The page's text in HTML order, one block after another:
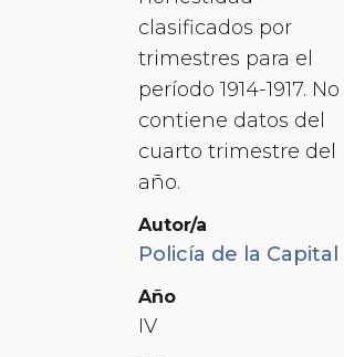
clasificados por
trimestres para el
período 1914-1917. No
contiene datos del
cuarto trimestre del
año.
Autor/a
Policía de la Capital
Año
IV